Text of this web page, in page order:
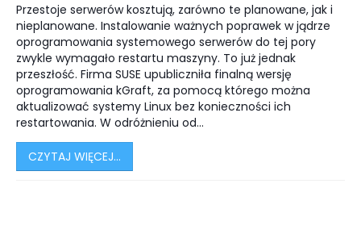
Przestoje serwerów kosztują, zarówno te planowane, jak i
nieplanowane. Instalowanie ważnych poprawek w jądrze
oprogramowania systemowego serwerów do tej pory
zwykle wymagało restartu maszyny. To już jednak
przeszłość. Firma SUSE upubliczniła finalną wersję
oprogramowania kGraft, za pomocą którego można
aktualizować systemy Linux bez konieczności ich
restartowania. W odróżnieniu od...
CZYTAJ WIĘCEJ...